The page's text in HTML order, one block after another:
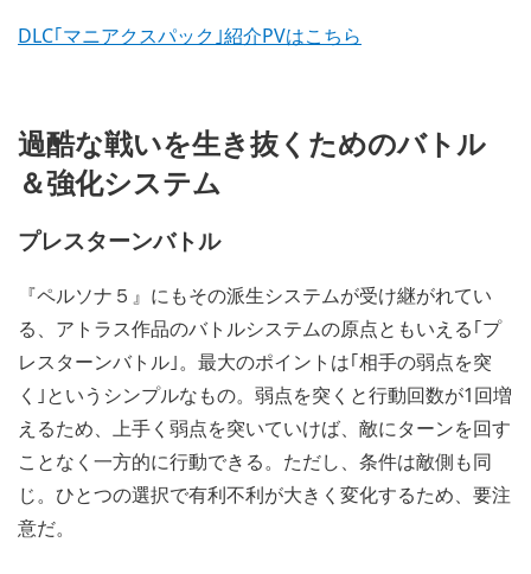
DLC｢マニアクスパック｣紹介PVはこちら
過酷な戦いを生き抜くためのバトル
＆強化システム
プレスターンバトル
『ペルソナ５』にもその派生システムが受け継がれてい
る、アトラス作品のバトルシステムの原点ともいえる｢プ
レスターンバトル｣。最大のポイントは｢相手の弱点を突
く｣というシンプルなもの。弱点を突くと行動回数が1回増
えるため、上手く弱点を突いていけば、敵にターンを回す
ことなく一方的に行動できる。ただし、条件は敵側も同
じ。ひとつの選択で有利不利が大きく変化するため、要注
意だ。